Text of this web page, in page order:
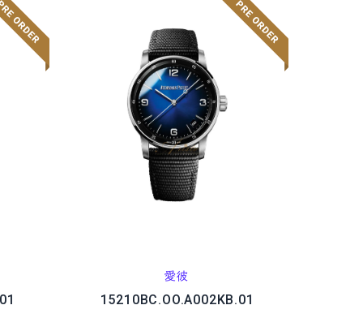
愛彼
15210BC.OO.A002KB.01